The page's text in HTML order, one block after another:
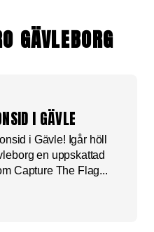
GÄVLEBORG
I GÄVLE
i Gävle! Igår höll
en uppskattad
Capture The Flag...